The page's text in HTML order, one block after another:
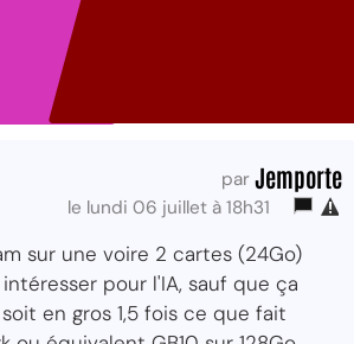
par Jemporte
le lundi 06 juillet à 18h31
sur une voire 2 cartes (24Go)
pour l'IA, sauf que ça
en gros 1,5 fois ce que fait